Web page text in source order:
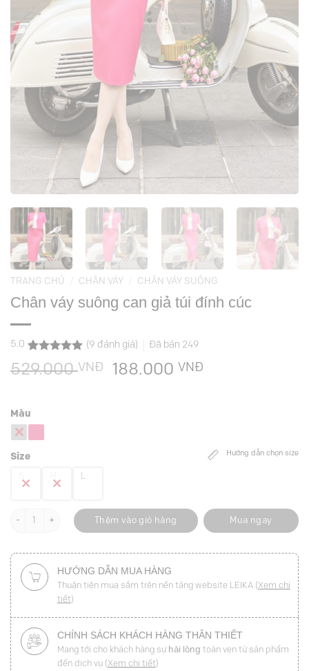
TRANG CHỦ CHÂN VÁY CHÂN VÁY SUÔNG
Chân váy suông can giả túi đính cúc
5.0
5.0
trên 5
dựa trên
9
(9 đánh giá) Đã bán 249
529.000VNĐ
Giá
188.000 VNĐ
Hướng dẫn chọn size
Màu
Size
L
Chân váy suông can giả túi đính cúc số lượng
Thêm vào giỏ hàng Mua ngay
HƯỚNG DẪN MUA HÀNG
Thuận tiện mua sắm trên nền tảng website LEIKA (Xem chi
tiết)
CHÍNH SÁCH KHÁCH HÀNG THÂN THIẾT
Mang tới cho khách hàng sự hài lòng toàn vẹn từ sản phẩm
đến dịch vụ (Xem chi tiết)